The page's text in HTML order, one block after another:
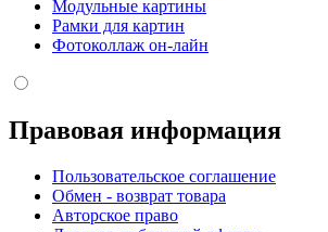
Модульные картины
Рамки для картин
Фотоколлаж он-лайн
Правовая информация
Пользовательское соглашение
Обмен - возврат товара
Авторское право